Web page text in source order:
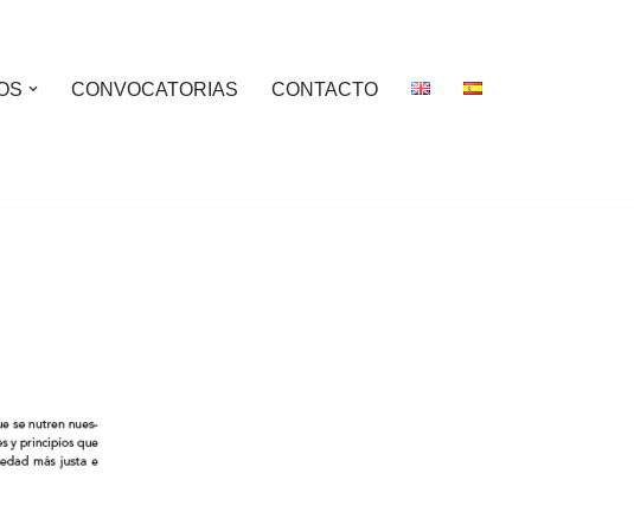
CONVOCATORIAS CONTACTO